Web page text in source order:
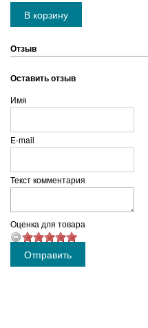
Отзыв
Оставить отзыв
Имя
E-mail
Текст комментария
Оценка для товара